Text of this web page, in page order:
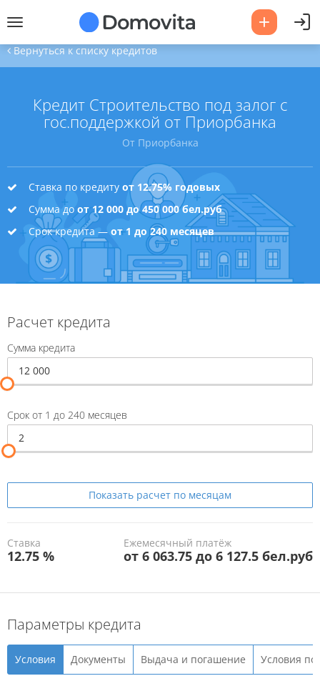
Вернуться к списку кредитов
Кредит Строительство под залог с
гос.поддержкой от Приорбанка
От Приорбанка
Ставка по кредиту от 12.75% годовых
Сумма до от 12 000 до 450 000 бел.руб
Срок кредита — от 1 до 240 месяцев
Расчет кредита
Сумма кредита
Срок от 1 до 240 месяцев
Показать расчет по месяцам
Ставка
12.75 %
Ежемесячный платёж
от 6 063.75 до 6 127.5 бел.руб
Параметры кредита
Условия Документы Выдача и погашение Условия